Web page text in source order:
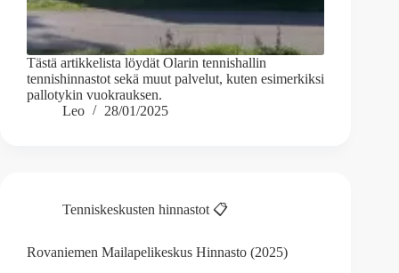
Tästä artikkelista löydät Olarin tennishallin
tennishinnastot sekä muut palvelut, kuten esimerkiksi
pallotykin vuokrauksen.
Leo
28/01/2025
Tenniskeskusten hinnastot 📋
Rovaniemen Mailapelikeskus Hinnasto (2025)